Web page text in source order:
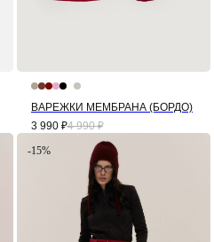
ВАРЕЖКИ МЕМБРАНА (БОРДО)
3 990 ₽4 990 ₽
-15%